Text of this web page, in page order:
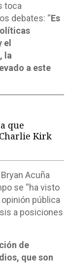
toca
debates: “Es
el
la
a este
que
Kirk
Acuña
se “ha visto
pública
a posiciones
de
que son